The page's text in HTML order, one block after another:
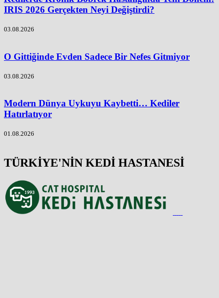
IRIS 2026 Gerçekten Neyi Değiştirdi?
03.08.2026
O Gittiğinde Evden Sadece Bir Nefes Gitmiyor
03.08.2026
Modern Dünya Uykuyu Kaybetti… Kediler
Hatırlatıyor
01.08.2026
TÜRKİYE'NİN KEDİ HASTANESİ